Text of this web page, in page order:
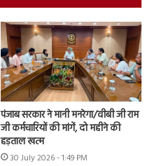
पंजाब सरकार ने मानी मनरेगा/वीबी जी राम
जी कर्मचारियों की मांगें, दो महीने की
हड़ताल खत्म
30 July 2026 - 1:49 PM